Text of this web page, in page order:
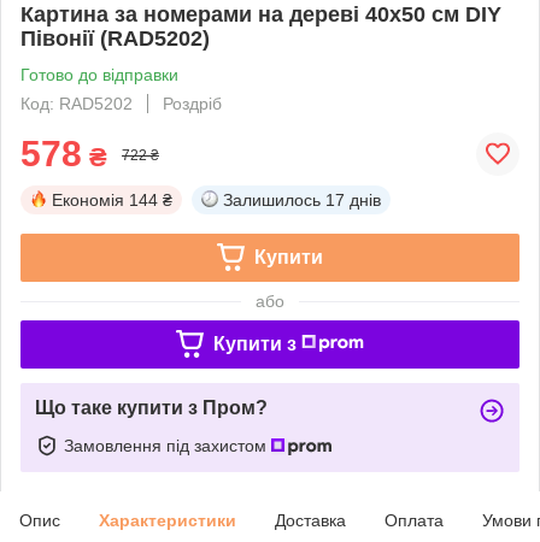
Картина за номерами на дереві 40х50 см DIY
Півонії (RAD5202)
Готово до відправки
Код: RAD5202
Роздріб
578 ₴ 722 ₴
Економія 144 ₴ Залишилось 17 днів
Купити
або
Купити з
Що таке купити з Пром?
Замовлення під захистом
Опис Характеристики Доставка Оплата Умови